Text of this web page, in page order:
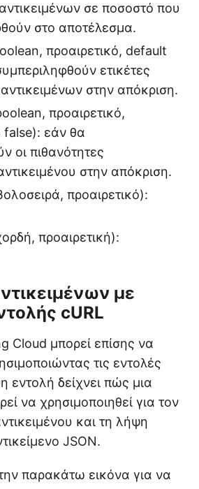
σε ποσοστό που
στο αποτέλεσμα.
προαιρετικό, default
ετικέτες
στην απόκριση.
προαιρετικό,
false): εάν θα
οι πιθανότητες
στην απόκριση.
προαιρετικό):
προαιρετική):
με
cURL
Cloud μπορεί επίσης να
τις εντολές
εντολή δείχνει πώς μια
να χρησιμοποιηθεί για τον
και τη λήψη
JSON.
παρακάτω εικόνα για να